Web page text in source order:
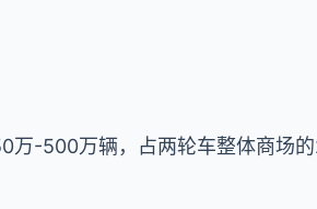
万-500万辆，占两轮车整体商场